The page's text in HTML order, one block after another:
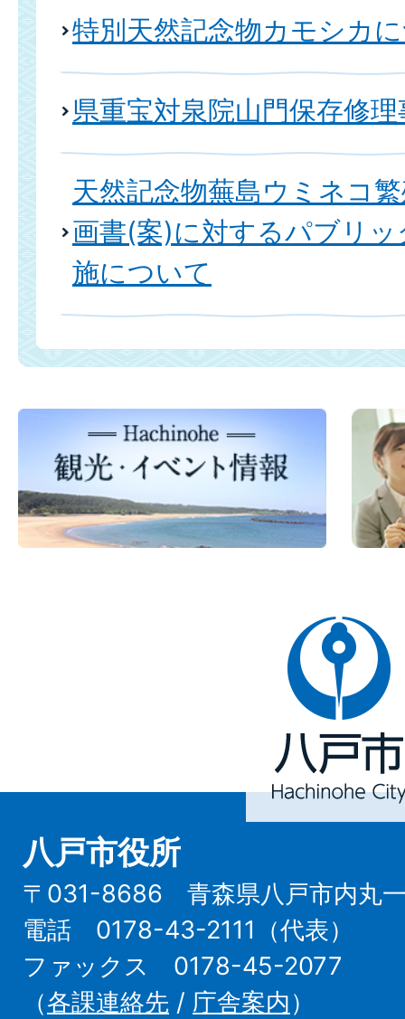
特別天然記念物カモシカ
県重宝対泉院山門保存修理
天然記念物蕪島ウミネコ
画書(案)に対するパブリ
施について
八
戸
Hachinohe
City
八戸市役所
〒031-8686 青森県八戸市内丸一
電話 0178-43-2111（代表）
ファックス 0178-45-2077
（各課連絡先 / 庁舎案内）